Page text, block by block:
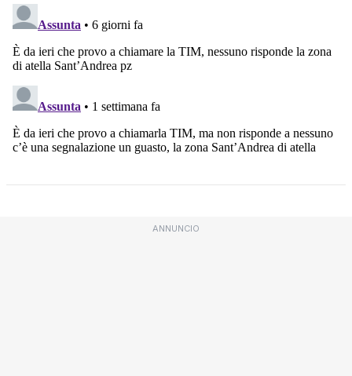
ANNUNCIO